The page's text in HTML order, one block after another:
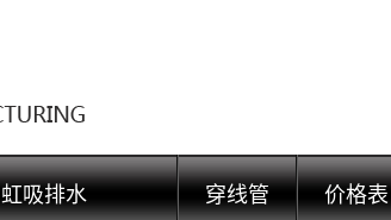
虹吸排水 穿线管 价格表